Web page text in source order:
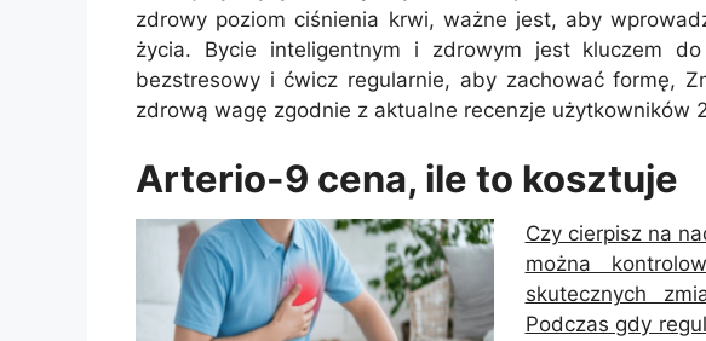
zdrowy poziom ciśnienia krwi, ważne jest, aby
życia. Bycie inteligentnym i zdrowym jest kluczem
bezstresowy i ćwicz regularnie, aby zachować formę,
zdrową wagę zgodnie z aktualne recenzje użytkowników
Arterio-9 cena, ile to kosztuje
Czy cierpisz na
można
skutecznych
Podczas gdy